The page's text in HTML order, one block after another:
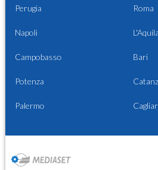
Perugia Roma
Napoli L'Aquila
Campobasso Bari
Potenza
Palermo